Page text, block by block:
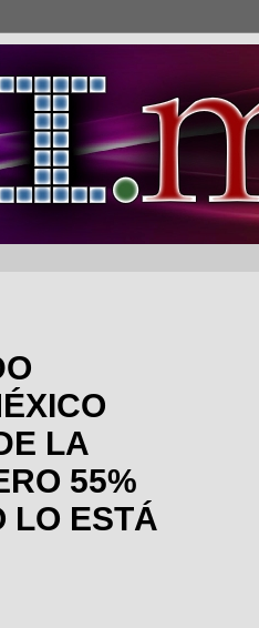
LA
55%
LO ESTÁ